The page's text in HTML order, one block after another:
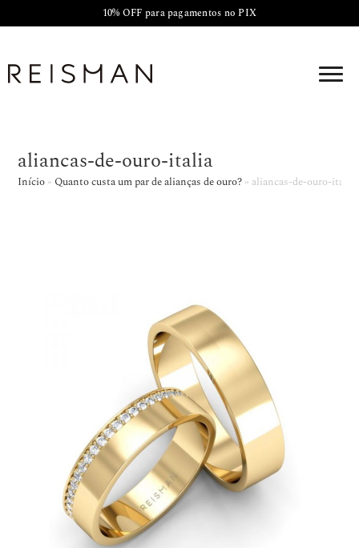
10% OFF para pagamentos no PIX
aliancas-de-ouro-italia
Início » Quanto custa um par de alianças de ouro? » aliancas-de-ouro-italia